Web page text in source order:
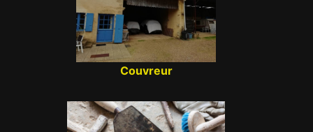
Couvreur